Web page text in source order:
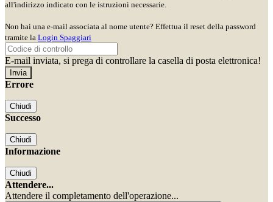
all'indirizzo indicato con le istruzioni necessarie.
Non hai una e-mail associata al nome utente? Effettua il reset della password
tramite la Login Spaggiari
E-mail inviata, si prega di controllare la casella di posta elettronica!
Errore
Chiudi
Successo
Chiudi
Informazione
Chiudi
Attendere...
Attendere il completamento dell'operazione...